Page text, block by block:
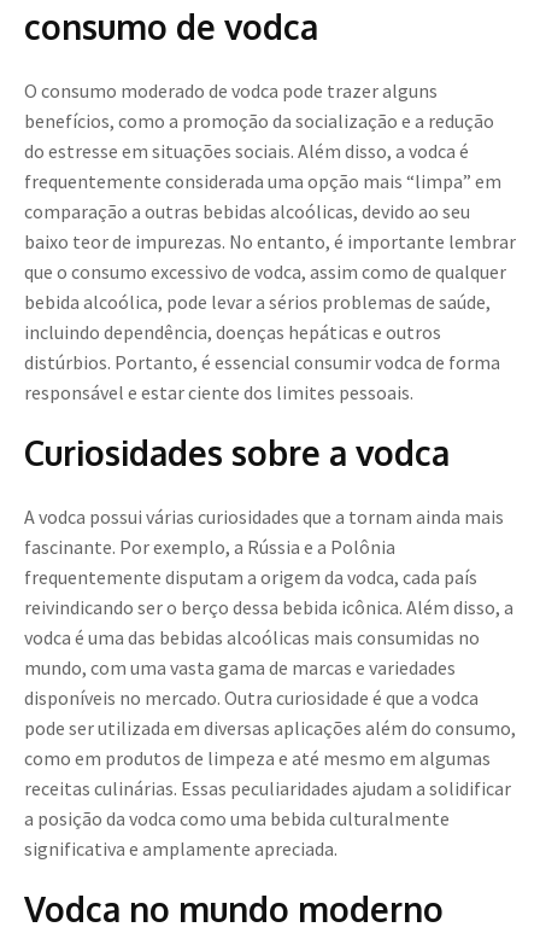
consumo de vodca
O consumo moderado de vodca pode trazer alguns
benefícios, como a promoção da socialização e a redução
do estresse em situações sociais. Além disso, a vodca é
frequentemente considerada uma opção mais “limpa” em
comparação a outras bebidas alcoólicas, devido ao seu
baixo teor de impurezas. No entanto, é importante lembrar
que o consumo excessivo de vodca, assim como de qualquer
bebida alcoólica, pode levar a sérios problemas de saúde,
incluindo dependência, doenças hepáticas e outros
distúrbios. Portanto, é essencial consumir vodca de forma
responsável e estar ciente dos limites pessoais.
Curiosidades sobre a vodca
A vodca possui várias curiosidades que a tornam ainda mais
fascinante. Por exemplo, a Rússia e a Polônia
frequentemente disputam a origem da vodca, cada país
reivindicando ser o berço dessa bebida icônica. Além disso, a
vodca é uma das bebidas alcoólicas mais consumidas no
mundo, com uma vasta gama de marcas e variedades
disponíveis no mercado. Outra curiosidade é que a vodca
pode ser utilizada em diversas aplicações além do consumo,
como em produtos de limpeza e até mesmo em algumas
receitas culinárias. Essas peculiaridades ajudam a solidificar
a posição da vodca como uma bebida culturalmente
significativa e amplamente apreciada.
Vodca no mundo moderno